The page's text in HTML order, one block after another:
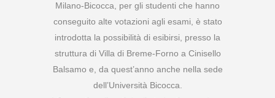
Milano-Bicocca, per gli studenti che hanno
conseguito alte votazioni agli esami, è stato
introdotta la possibilità di esibirsi, presso la
struttura di Villa di Breme-Forno a Cinisello
Balsamo e, da quest’anno anche nella sede
dell’Università Bicocca.